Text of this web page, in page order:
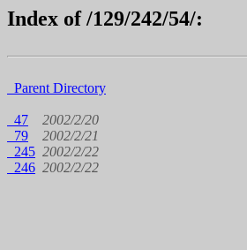
Index of /129/242/54/:
Parent Directory
47
2002/2/20
79
2002/2/21
245 2002/2/22
246 2002/2/22